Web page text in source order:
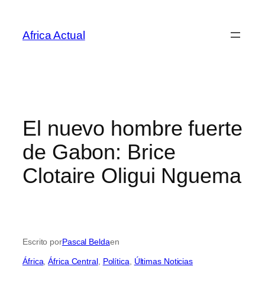
contenido
Africa Actual
El nuevo hombre fuerte
de Gabon: Brice
Clotaire Oligui Nguema
Escrito porPascal Beldaen
África , África Central, Política Últimas Noticias